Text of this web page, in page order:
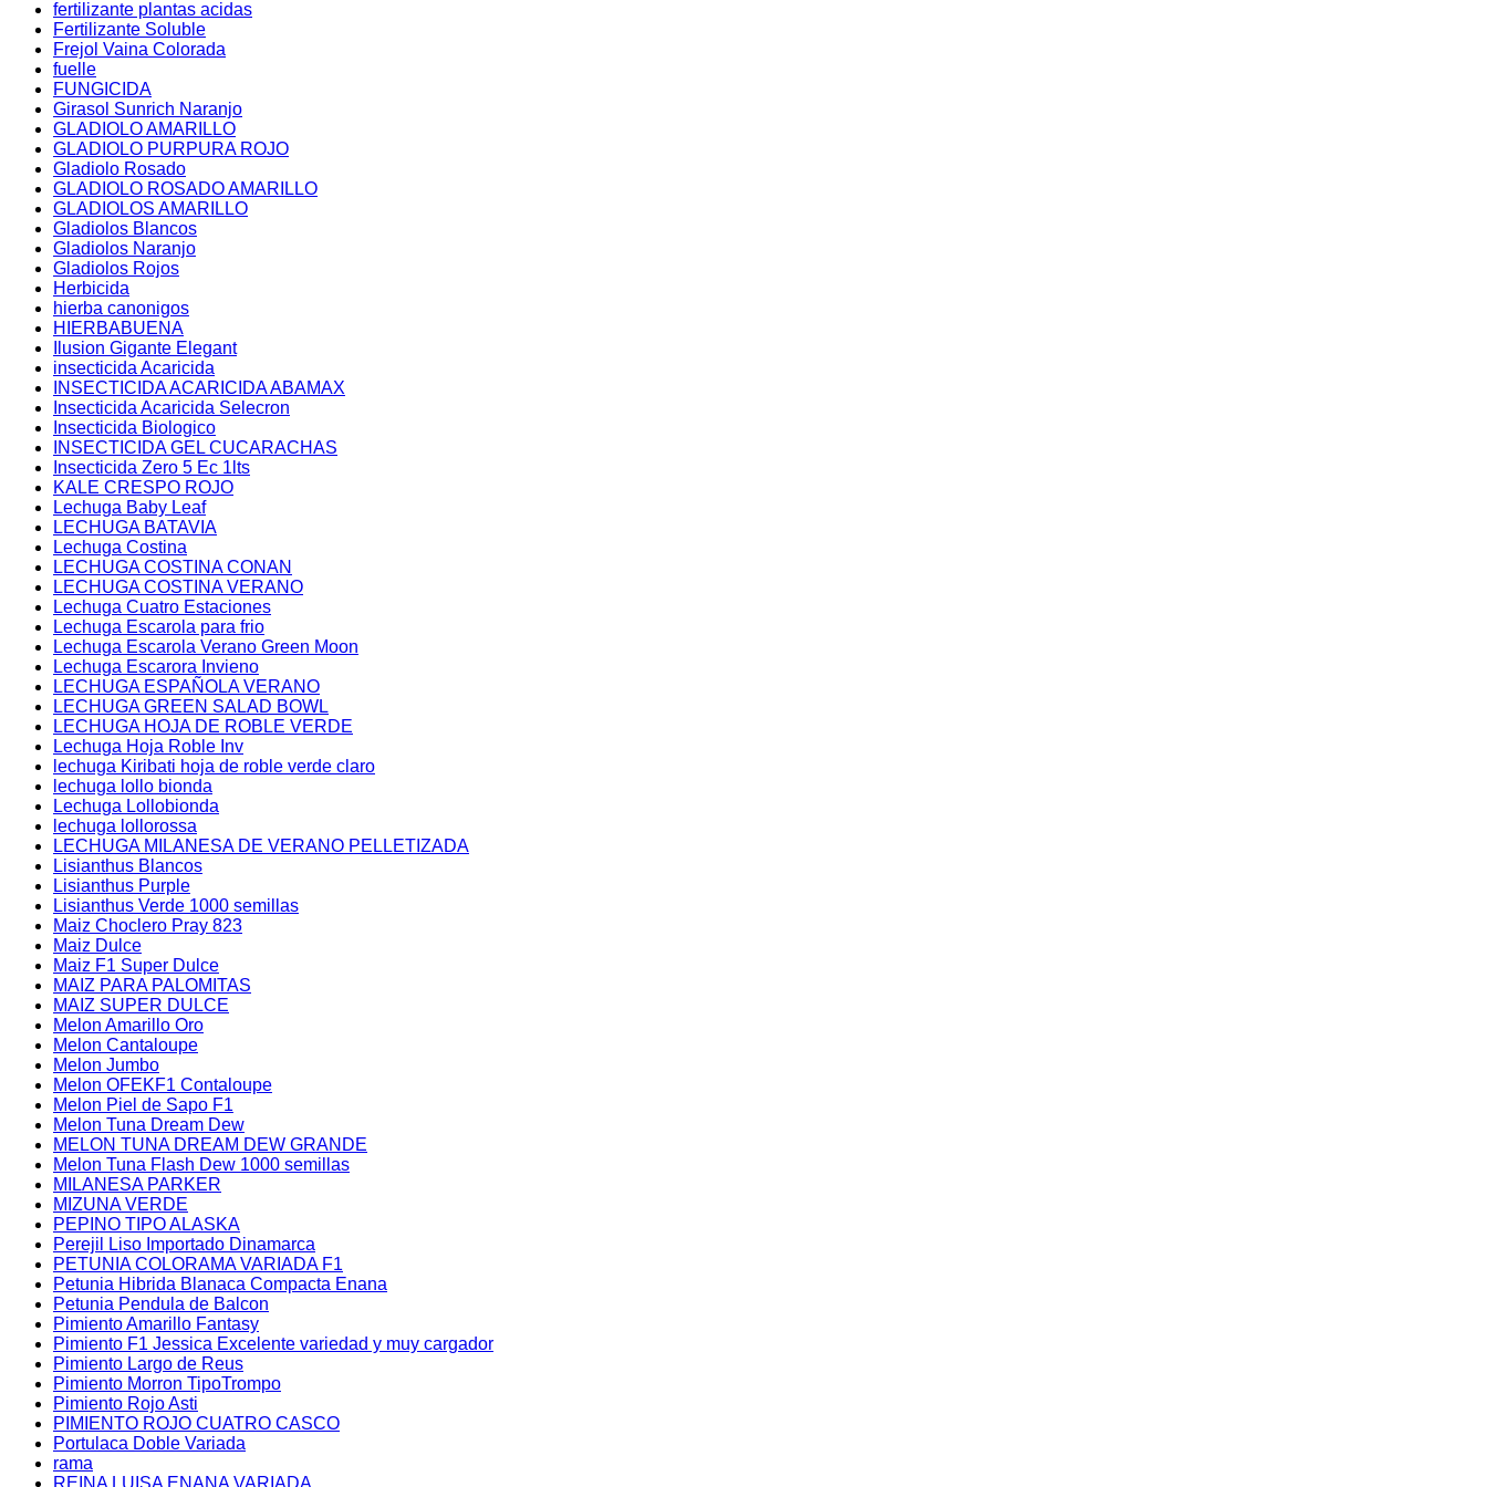
fertilizante plantas acidas
Fertilizante Soluble
Frejol Vaina Colorada
fuelle
FUNGICIDA
Girasol Sunrich Naranjo
GLADIOLO AMARILLO
GLADIOLO PURPURA ROJO
Gladiolo Rosado
GLADIOLO ROSADO AMARILLO
GLADIOLOS AMARILLO
Gladiolos Blancos
Gladiolos Naranjo
Gladiolos Rojos
Herbicida
hierba canonigos
HIERBABUENA
Ilusion Gigante Elegant
insecticida Acaricida
INSECTICIDA ACARICIDA ABAMAX
Insecticida Acaricida Selecron
Insecticida Biologico
INSECTICIDA GEL CUCARACHAS
Insecticida Zero 5 Ec 1lts
KALE CRESPO ROJO
Lechuga Baby Leaf
LECHUGA BATAVIA
Lechuga Costina
LECHUGA COSTINA CONAN
LECHUGA COSTINA VERANO
Lechuga Cuatro Estaciones
Lechuga Escarola para frio
Lechuga Escarola Verano Green Moon
Lechuga Escarora Invieno
LECHUGA ESPAÑOLA VERANO
LECHUGA GREEN SALAD BOWL
LECHUGA HOJA DE ROBLE VERDE
Lechuga Hoja Roble Inv
lechuga Kiribati hoja de roble verde claro
lechuga lollo bionda
Lechuga Lollobionda
lechuga lollorossa
LECHUGA MILANESA DE VERANO PELLETIZADA
Lisianthus Blancos
Lisianthus Purple
Lisianthus Verde 1000 semillas
Maiz Choclero Pray 823
Maiz Dulce
Maiz F1 Super Dulce
MAIZ PARA PALOMITAS
MAIZ SUPER DULCE
Melon Amarillo Oro
Melon Cantaloupe
Melon Jumbo
Melon OFEKF1 Contaloupe
Melon Piel de Sapo F1
Melon Tuna Dream Dew
MELON TUNA DREAM DEW GRANDE
Melon Tuna Flash Dew 1000 semillas
MILANESA PARKER
MIZUNA VERDE
PEPINO TIPO ALASKA
Perejil Liso Importado Dinamarca
PETUNIA COLORAMA VARIADA F1
Petunia Hibrida Blanaca Compacta Enana
Petunia Pendula de Balcon
Pimiento Amarillo Fantasy
Pimiento F1 Jessica Excelente variedad y muy cargador
Pimiento Largo de Reus
Pimiento Morron TipoTrompo
Pimiento Rojo Asti
PIMIENTO ROJO CUATRO CASCO
Portulaca Doble Variada
rama
REINA LUISA ENANA VARIADA